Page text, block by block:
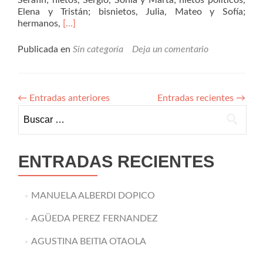
Elena y Tristán; bisnietos, Julia, Mateo y Sofía;
hermanos, Leer
García
[…]
Publicada en Sin categoría Deja un comentario
← Entradas anteriores Entradas recientes →
ENTRADAS RECIENTES
MANUELA ALBERDI DOPICO
AGÜEDA PEREZ FERNANDEZ
AGUSTINA BEITIA OTAOLA